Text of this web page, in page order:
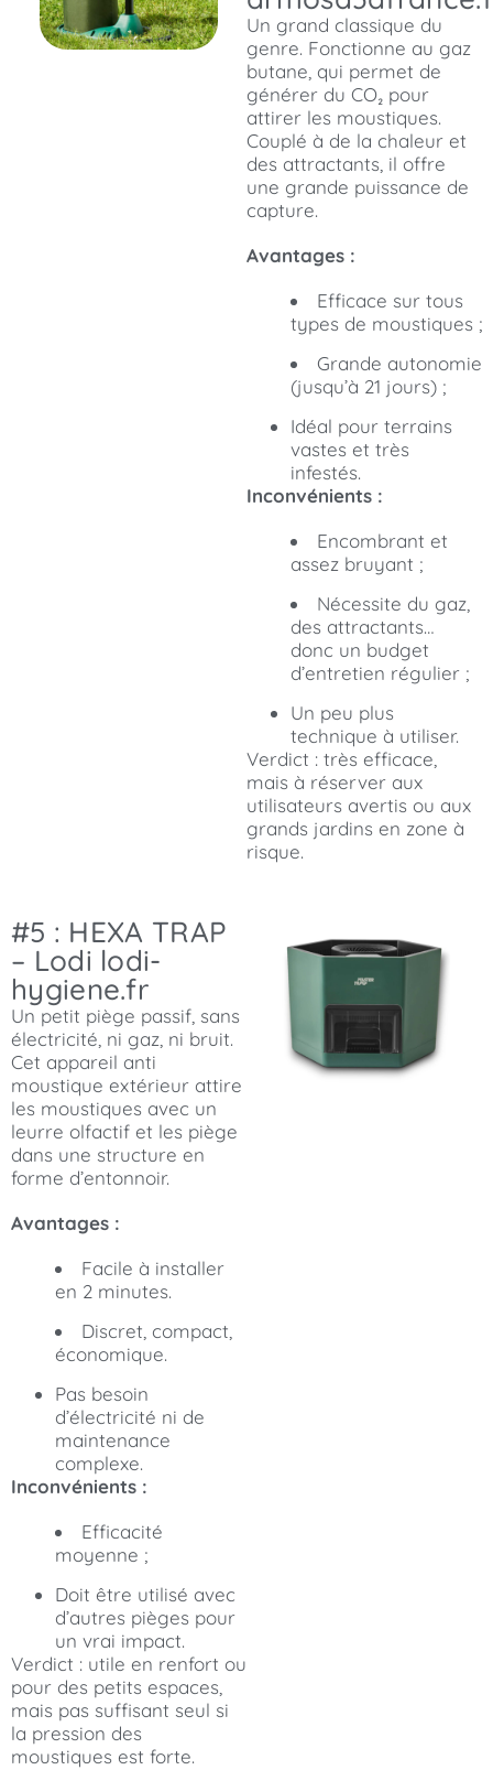
Un grand classique du
genre. Fonctionne au gaz
butane, qui permet de
générer du CO₂ pour
attirer les moustiques.
Couplé à de la chaleur et
des attractants, il offre
une grande puissance de
capture.
Avantages :
Efficace sur tous
types de moustiques ;
Grande autonomie
(jusqu’à 21 jours) ;
Idéal pour terrains
vastes et très
infestés.
Inconvénients :
Encombrant et
assez bruyant ;
Nécessite du gaz,
des attractants…
donc un budget
d’entretien régulier ;
Un peu plus
technique à utiliser.
Verdict : très efficace,
mais à réserver aux
utilisateurs avertis ou aux
grands jardins en zone à
risque.
#5 : HEXA TRAP
– Lodi lodi-
hygiene.fr
Un petit piège passif, sans
électricité, ni gaz, ni bruit.
Cet appareil anti
moustique extérieur attire
les moustiques avec un
leurre olfactif et les piège
dans une structure en
forme d’entonnoir.
Avantages :
Facile à installer
en 2 minutes.
Discret, compact,
économique.
Pas besoin
d’électricité ni de
maintenance
complexe.
Inconvénients :
Efficacité
moyenne ;
Doit être utilisé avec
d’autres pièges pour
un vrai impact.
Verdict : utile en renfort ou
pour des petits espaces,
mais pas suffisant seul si
la pression des
moustiques est forte.